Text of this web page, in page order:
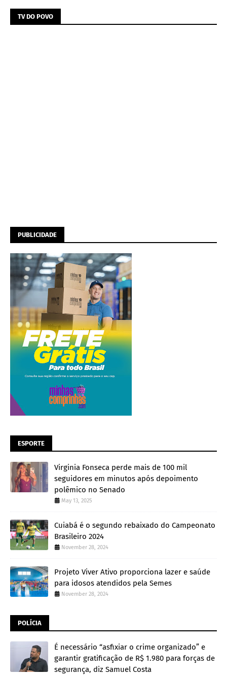
TV DO POVO
PUBLICIDADE
ESPORTE
Virginia Fonseca perde mais de 100 mil
seguidores em minutos após depoimento
polêmico no Senado
May 13, 2025
Cuiabá é o segundo rebaixado do Campeonato
Brasileiro 2024
November 28, 2024
Projeto Viver Ativo proporciona lazer e saúde
para idosos atendidos pela Semes
November 28, 2024
POLÍCIA
É necessário “asfixiar o crime organizado” e
garantir gratificação de R$ 1.980 para forças de
segurança, diz Samuel Costa